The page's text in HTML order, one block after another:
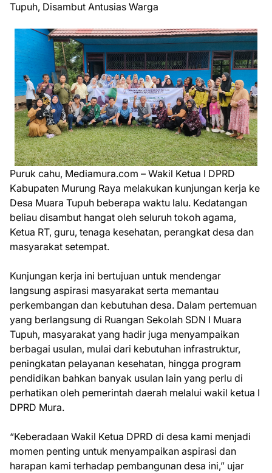
Tupuh, Disambut Antusias Warga
Puruk cahu, Mediamura.com – Wakil Ketua I DPRD
Kabupaten Murung Raya melakukan kunjungan kerja ke
Desa Muara Tupuh beberapa waktu lalu. Kedatangan
beliau disambut hangat oleh seluruh tokoh agama,
Ketua RT, guru, tenaga kesehatan, perangkat desa dan
masyarakat setempat.
Kunjungan kerja ini bertujuan untuk mendengar
langsung aspirasi masyarakat serta memantau
perkembangan dan kebutuhan desa. Dalam pertemuan
yang berlangsung di Ruangan Sekolah SDN I Muara
Tupuh, masyarakat yang hadir juga menyampaikan
berbagai usulan, mulai dari kebutuhan infrastruktur,
peningkatan pelayanan kesehatan, hingga program
pendidikan bahkan banyak usulan lain yang perlu di
perhatikan oleh pemerintah daerah melalui wakil ketua I
DPRD Mura.
“Keberadaan Wakil Ketua DPRD di desa kami menjadi
momen penting untuk menyampaikan aspirasi dan
harapan kami terhadap pembangunan desa ini,” ujar